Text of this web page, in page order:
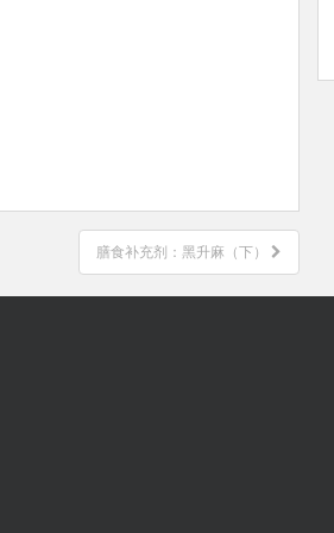
膳食补充剂：黑升麻（下）